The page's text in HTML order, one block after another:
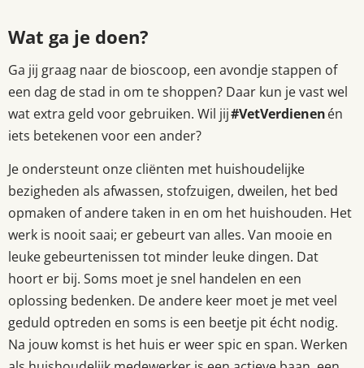
Wat ga je doen?
Ga jij graag naar de bioscoop, een avondje stappen of
een dag de stad in om te shoppen? Daar kun je vast wel
wat extra geld voor gebruiken. Wil jij#VetVerdienenén
iets betekenen voor een ander?
Je ondersteunt onze cliënten met huishoudelijke
bezigheden als afwassen, stofzuigen, dweilen, het bed
opmaken of andere taken in en om het huishouden. Het
werk is nooit saai; er gebeurt van alles. Van mooie en
leuke gebeurtenissen tot minder leuke dingen. Dat
hoort er bij. Soms moet je snel handelen en een
oplossing bedenken. De andere keer moet je met veel
geduld optreden en soms is een beetje pit écht nodig.
Na jouw komst is het huis er weer spic en span. Werken